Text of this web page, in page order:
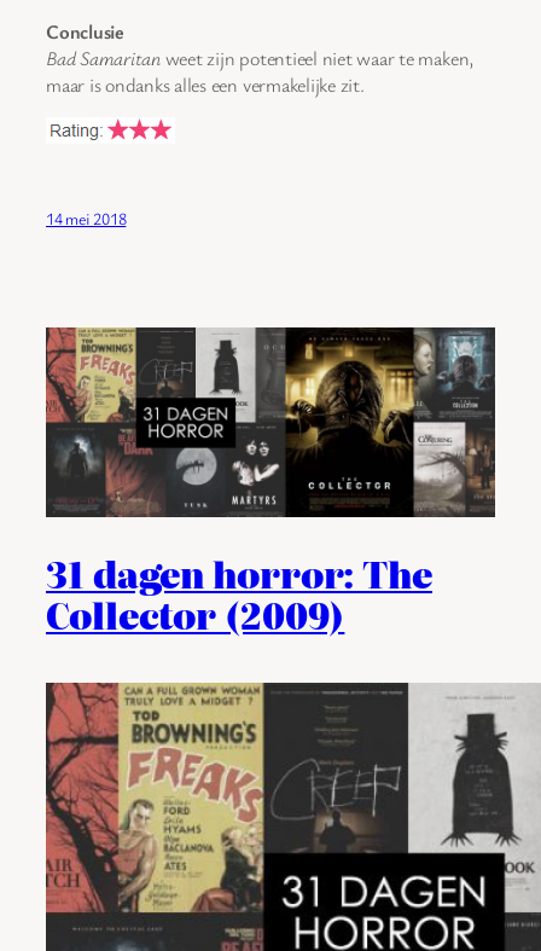
Conclusie
Bad Samaritanweet zijn potentieel niet waar te maken,
maar is ondanks alles een vermakelijke zit.
14 mei 2018
31 dagen horror: The
Collector (2009)